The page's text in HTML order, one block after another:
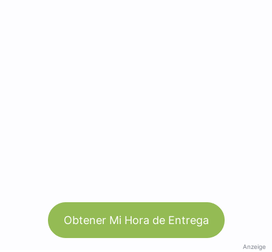
Obtener Mi Hora de Entrega
Anzeige